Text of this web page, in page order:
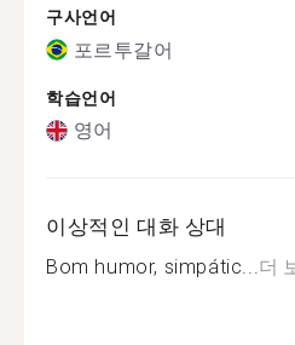
구사언어
포르투갈어
학습언어
영어
이상적인 대화 상대
Bom humor, simpátic...더